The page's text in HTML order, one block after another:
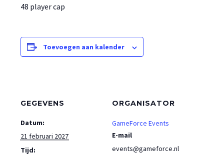
48 player cap
Toevoegen aan kalender
GEGEVENS
Datum:
21 februari 2027
Tijd:
ORGANISATOR
GameForce Events
E-mail
events@gameforce.nl